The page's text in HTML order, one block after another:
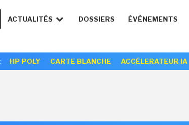
ACTUALITÉS DOSSIERS ÉVÉNEMENTS
HP POLY CARTE BLANCHE ACCÉLERATEUR IA